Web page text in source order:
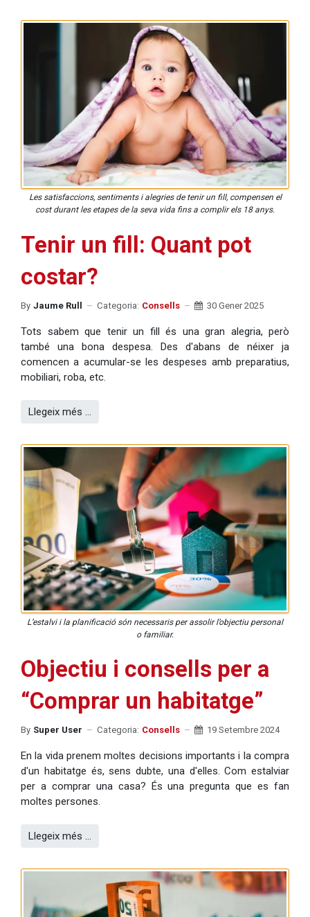
Les satisfaccions, sentiments i alegries de tenir un fill, compensen el
cost durant les etapes de la seva vida fins a complir els 18 anys.
Tenir un fill: Quant pot
costar?
By Jaume Rull Categoria: Consells 30 Gener 2025
Tots sabem que tenir un fill és una gran alegria, però
també una bona despesa. Des d'abans de néixer ja
comencen a acumular-se les despeses amb preparatius,
mobiliari, roba, etc.
Llegeix més …
L’estalvi i la planificació són necessaris per assolir l’objectiu personal
o familiar.
Objectiu i consells per a
“Comprar un habitatge”
By Super User Categoria: Consells 19 Setembre 2024
En la vida prenem moltes decisions importants i la compra
d'un habitatge és, sens dubte, una d'elles. Com estalviar
per a comprar una casa? És una pregunta que es fan
moltes persones.
Llegeix més …